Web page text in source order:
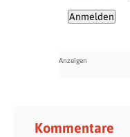
Kommentare